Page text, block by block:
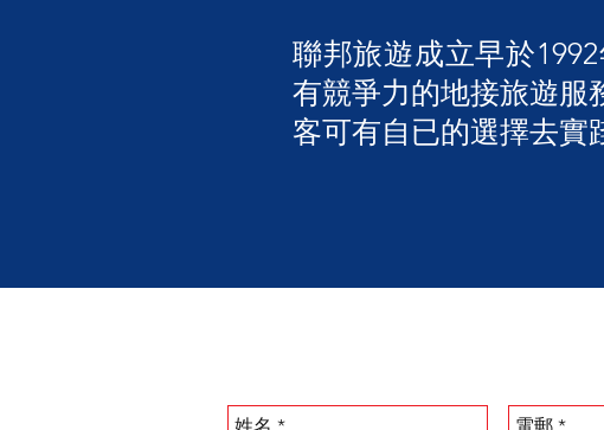
聯邦旅遊成立早於
有競爭力的地接旅遊服
客可有自已的選擇去實